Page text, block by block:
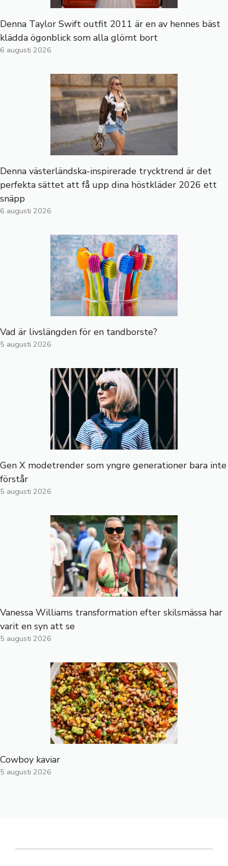
Denna Taylor Swift outfit 2011 är en av hennes bäst
klädda ögonblick som alla glömt bort
6 augusti 2026
Denna västerländska-inspirerade trycktrend är det
perfekta sättet att få upp dina höstkläder 2026 ett
snäpp
6 augusti 2026
Vad är livslängden för en tandborste?
5 augusti 2026
Gen X modetrender som yngre generationer bara inte
förstår
5 augusti 2026
Vanessa Williams transformation efter skilsmässa har
varit en syn att se
5 augusti 2026
Cowboy kaviar
5 augusti 2026